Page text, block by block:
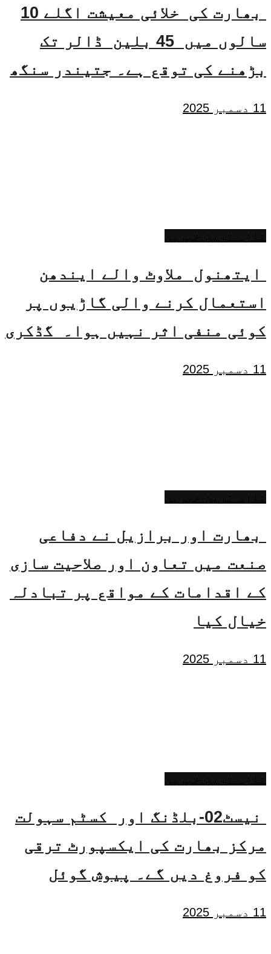
بھارت کی خلائی معیشت اگلے 10
سالوں میں 45 بلین ڈالر تک
بڑھنے کی توقع ہے۔ جتیندر سنگھ
11 دسمبر 2025
ایتھنول ملاوٹ والے ایندھن
استعمال کرنے والی گاڑیوں پر
کوئی منفی اثر نہیں ہوا۔ گڈکری
11 دسمبر 2025
بھارت اور برازیل نے دفاعی
صنعت میں تعاون اور صلاحیت سازی
کے اقدامات کے مواقع پر تبادلہ
خیال کیا
11 دسمبر 2025
نیسٹ02-بلڈنگ اور کسٹم سہولت
مرکز بھارت کی ایکسپورٹ ترقی
کو فروغ دیں گے۔ پیوش گوئل
11 دسمبر 2025